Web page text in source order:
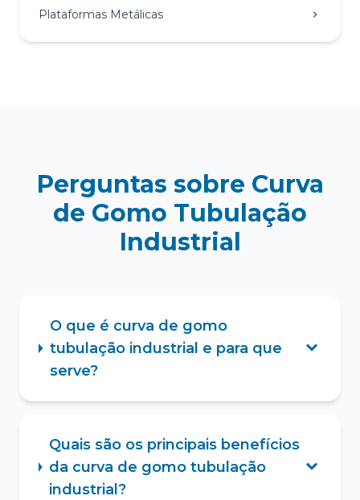
Plataformas Metálicas
Perguntas sobre Curva
de Gomo Tubulação
Industrial
O que é curva de gomo
tubulação industrial e para que
serve?
Quais são os principais benefícios
da curva de gomo tubulação
industrial?